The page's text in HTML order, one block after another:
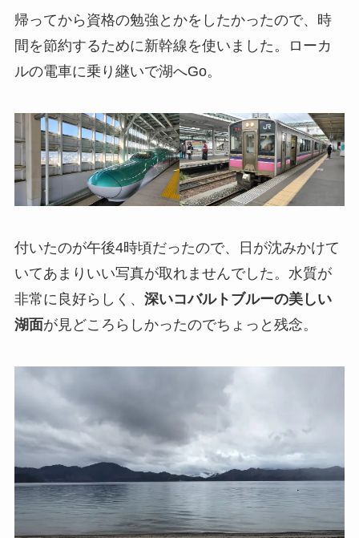
帰ってから資格の勉強とかをしたかったので、時
間を節約するために新幹線を使いました。ローカ
ルの電車に乗り継いで湖へGo。
付いたのが午後4時頃だったので、日が沈みかけて
いてあまりいい写真が取れませんでした。水質が
非常に良好らしく、 深いコバルトブルーの美しい
湖面が見どころらしかったのでちょっと残念。